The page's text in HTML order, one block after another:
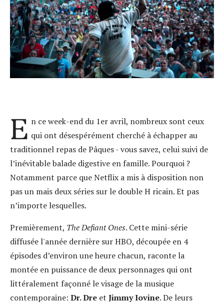
E n ce week-end du 1er avril, nombreux sont ceux
qui ont désespérément cherché à échapper au
traditionnel repas de Pâques - vous savez, celui suivi de
l’inévitable balade digestive en famille. Pourquoi ?
Notamment parce que Netflix a mis à disposition non
pas un mais deux séries sur le double H ricain. Et pas
n’importe lesquelles.
Premièrement, The Defiant Ones. Cette mini-série
diffusée l'année dernière sur HBO, découpée en 4
épisodes d’environ une heure chacun, raconte la
montée en puissance de deux personnages qui ont
littéralement façonné le visage de la musique
contemporaine: Dr. Dre et Jimmy Iovine. De leurs